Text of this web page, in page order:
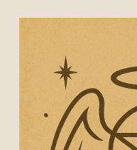
人際關係
活動
文獻紀錄
信仰漫遊
台灣本土藥草實
策略魔法初階密
魅惑策略魔法初
金錢策略魔法高
土星綑綁娃娃
黑卡蒂大熊座魔
驅魔聖牌與驅魔
抓住鬼魂的陷阱
淨化與療癒篇-
反轉詛咒篇-胡督
金錢魔法與祭壇
愛情魔法篇-胡
星光魔法單元一
星光魔法單元二
天使符印-現代
行星符印-現代
澤誼老師課程
行星許願課(實體)
天元回歸盤能
儀式
聖米迦勒一日儀
逆轉貧窮咒瓶
個案服務
能量風水靈測術
聖徒魔法系列